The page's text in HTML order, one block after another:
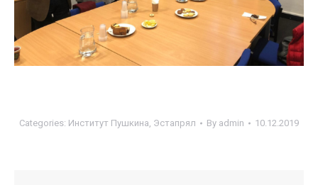
Categories: Институт Пушкина, Эстапрял By admin 10.12.2019